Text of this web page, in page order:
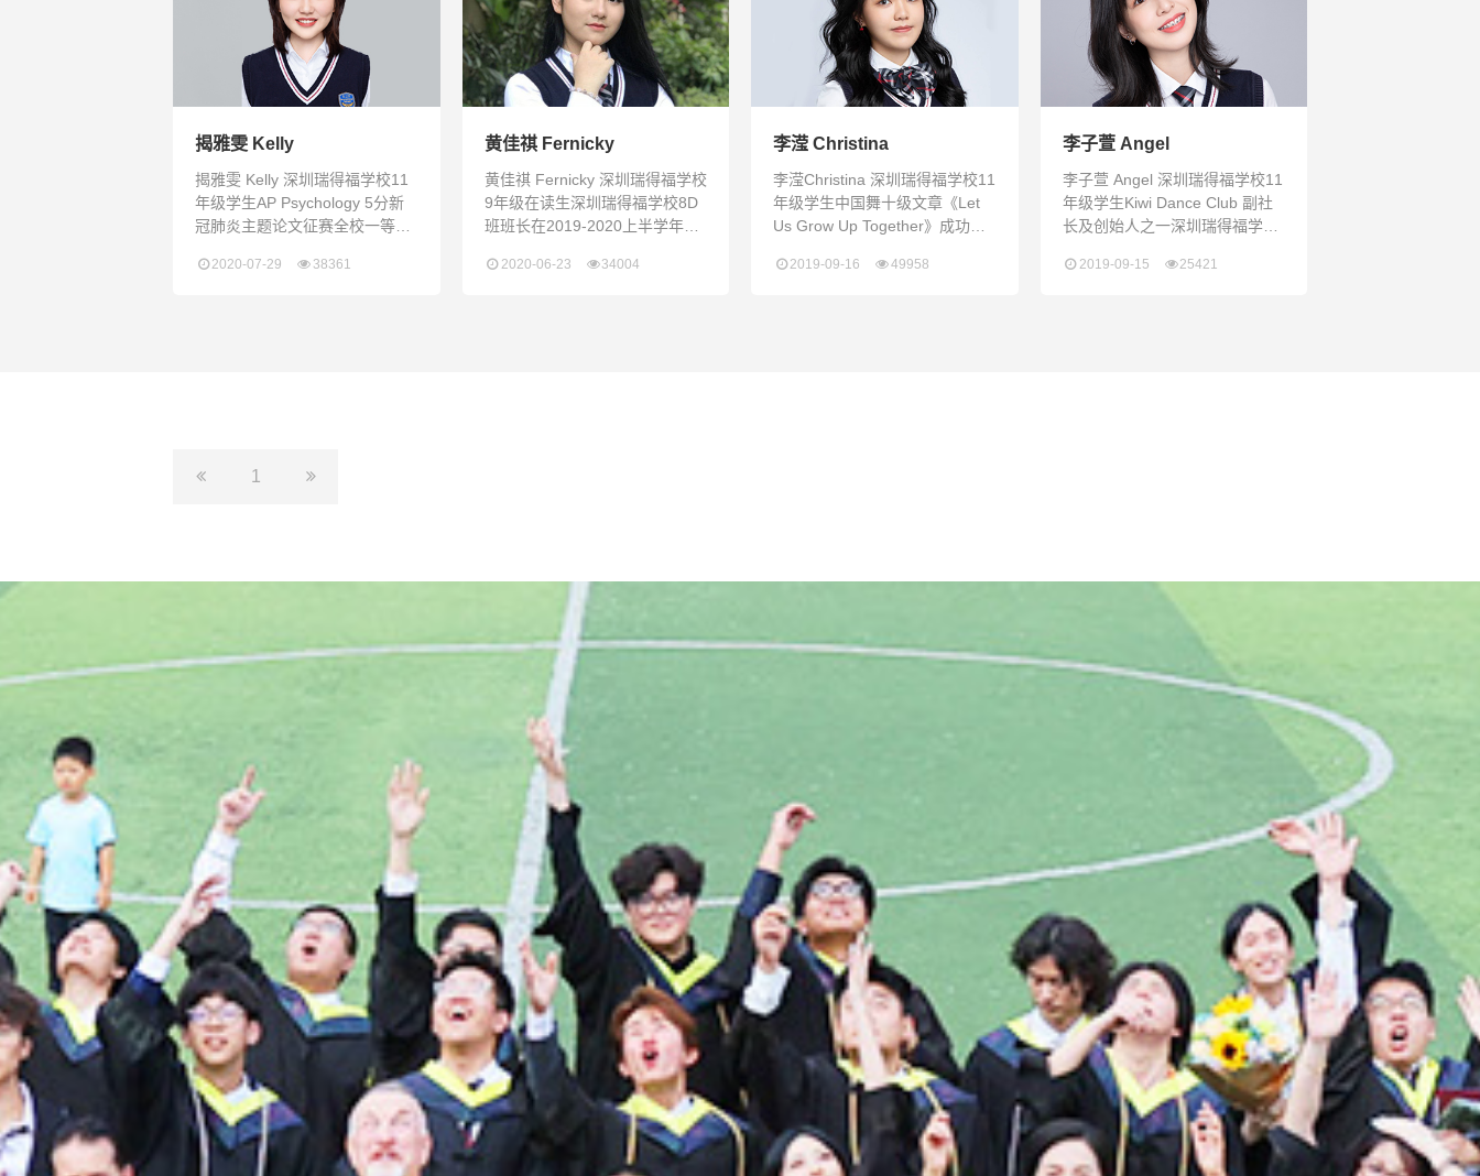
摄影2020无涯国际贵州支教义工
活动第五小组组长即将参与学生
会宣传片拍摄We Define
Ourselv
部长担任七号校车副车长在深圳
瑞得福学校的收获刚刚来到深圳
瑞得福学校的时候，我还是一个
六
前，第一次踏进深圳瑞得福学
校，我面对的是新的同学，新的
生活，和未知的未来。一朵绚丽
多彩的花朵，除了自身努力的生
长，
家继续写作业。现在想起来，那
时候的我真是浑浑噩噩到了极
点。我一直都想改变这种现状，
尝试一些不同的体验。带着这样
的期望，我踩着及格的分数线考
揭雅雯 Kelly
揭雅雯 Kelly 深圳瑞得福学校11
年级学生AP Psychology 5分新
冠肺炎主题论文征赛全校一等奖
报》2020-2021学年学生政府副
2020-07-29 38361
黄佳祺 Fernicky
黄佳祺 Fernicky 深圳瑞得福学校
9年级在读生深圳瑞得福学校8D
班班长在2019-2020上半学年荣
2019-2020下半学年以全A，
2020-06-23 34004
李滢 Christina
李滢Christina 深圳瑞得福学校11
年级学生中国舞十级文章《Let
Us Grow Up Together》成功发
暑假参加常青藤暑期科研项目-心
2019-09-16 49958
李子萱 Angel
李子萱 Angel 深圳瑞得福学校11
年级学生Kiwi Dance Club 副社
长及创始人之一深圳瑞得福学校
次担任开放日及学校大型活动的
2019-09-15 25421
1